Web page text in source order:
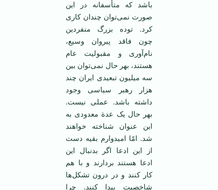
باشد که متأسفانه در این
صورت نمی‌توان چندان کاری
کرد. توده بزرگ منفردین
چون فاقد پیروان وسیع،
نام‌آوری و مقبولیت عام
هستند، بهر حال نمی‌توان بین
سه میلیون تبعیدی ایران چند
هزار رهبر سیاسی وجود
داشته باشد. عملی نیست.
بهر حال یک عدة معدودی به
این عنوان شناخته خواهند
شد. امّا امیدوارم بقیه دست
از این ادعا اگر بدنبال این
ادعا هستند بردارند و با هم
کار کنند و در درون تشکل‌ها
شاخصیت پیدا کنند. چرا